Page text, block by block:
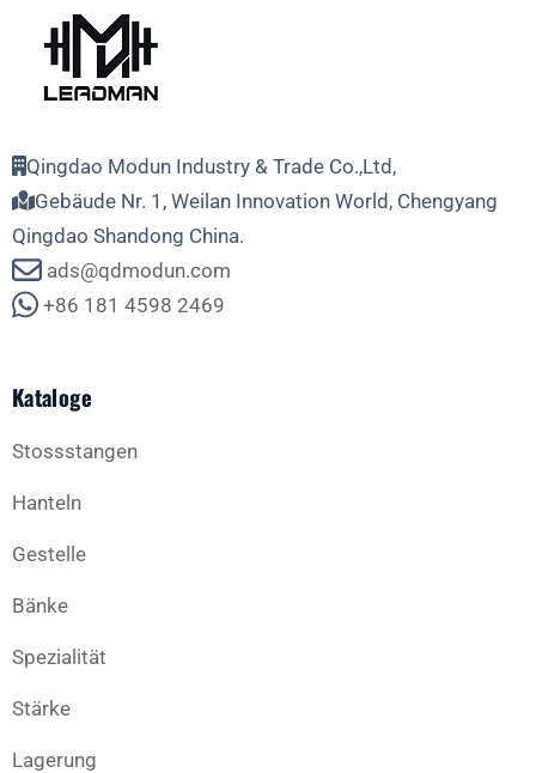
Qingdao Modun Industry & Trade Co.,Ltd,
Gebäude Nr. 1, Weilan Innovation World, Chengyang
Qingdao Shandong China.
ads@qdmodun.com
+86 181 4598 2469
Kataloge
Stossstangen
Hanteln
Gestelle
Bänke
Spezialität
Stärke
Lagerung